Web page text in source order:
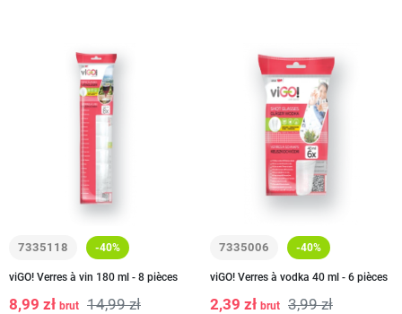
7335118 -40%
viGO! Verres à vin 180 ml - 8 pièces
8,99 zł brut 14,99 zł
7335006 -40%
viGO! Verres à vodka 40 ml - 6 pièces
2,39 zł brut 3,99 zł